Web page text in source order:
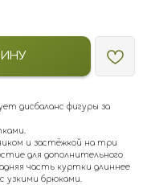
дисбаланс фигуры за
и застёжкой на три
для дополнительного
часть куртки длиннее
узкими брюками.